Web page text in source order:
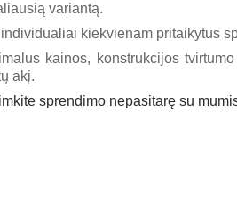
variantą.
kiekvienam pritaikytus
kainos, konstrukcijos
akį.
sprendimo nepasitarę su